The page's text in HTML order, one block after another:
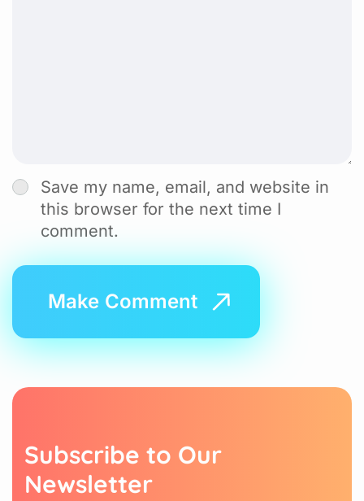
Save my name, email, and website in
this browser for the next time I
comment.
Subscribe to Our
Newsletter